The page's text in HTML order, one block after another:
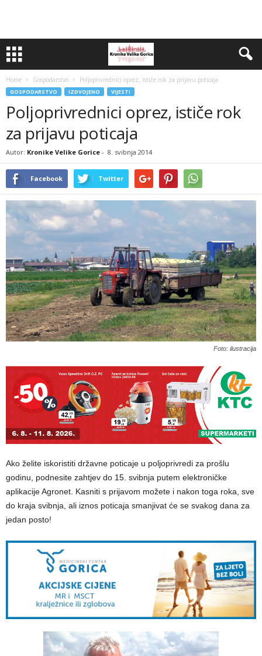
Home Gospodarstvo Poljoprivrednici oprez, ističe rok za prijavu poticaja
GOSPODARSTVO IZDVOJENO VIJESTI
Poljoprivrednici oprez, ističe rok
za prijavu poticaja
Autor: Kronike Velike Gorice - 8. svibnja 2014
Facebook Twitter
Foto: ilustracija
Ako želite iskoristiti državne poticaje u poljoprivredi za prošlu
godinu, podnesite zahtjev do 15. svibnja putem elektroničke
aplikacije Agronet. Kasniti s prijavom možete i nakon toga roka, sve
do kraja svibnja, ali iznos poticaja smanjivat će se svakog dana za
jedan posto!